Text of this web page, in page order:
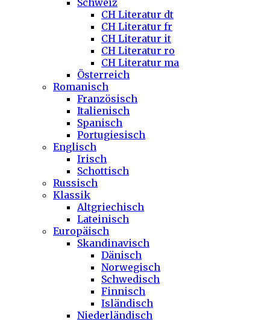
Schweiz
CH Literatur dt
CH Literatur fr
CH Literatur it
CH Literatur ro
CH Literatur ma
Österreich
Romanisch
Französisch
Italienisch
Spanisch
Portugiesisch
Englisch
Irisch
Schottisch
Russisch
Klassik
Altgriechisch
Lateinisch
Europäisch
Skandinavisch
Dänisch
Norwegisch
Schwedisch
Finnisch
Isländisch
Niederländisch